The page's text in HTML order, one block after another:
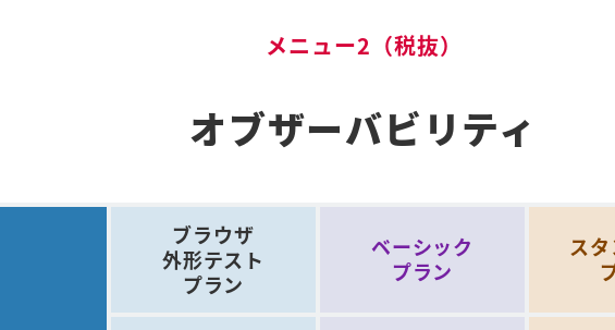
メニュー2（税抜）
オブザーバビリティ
ブラウザ
外形テスト
プラン
ベーシック
プラン
ス